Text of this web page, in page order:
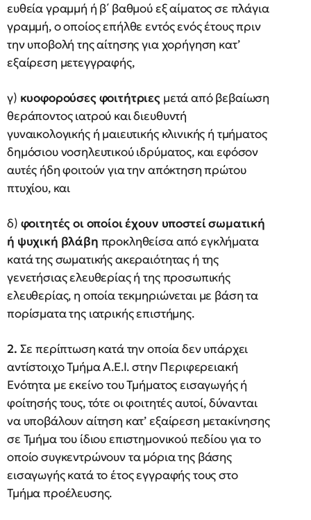
ευθεία γραμμή ή β΄ βαθμού εξ αίματος σε πλάγια
γραμμή, ο οποίος επήλθε εντός ενός έτους πριν
την υποβολή της αίτησης για χορήγηση κατ’
εξαίρεση μετεγγραφής,
γ) κυοφορούσες φοιτήτριες μετά από βεβαίωση
θεράποντος ιατρού και διευθυντή
γυναικολογικής ή μαιευτικής κλινικής ή τμήματος
δημόσιου νοσηλευτικού ιδρύματος, και εφόσον
αυτές ήδη φοιτούν για την απόκτηση πρώτου
πτυχίου, και
δ) φοιτητές οι οποίοι έχουν υποστεί σωματική
ή ψυχική βλάβη προκληθείσα από εγκλήματα
κατά της σωματικής ακεραιότητας ή της
γενετήσιας ελευθερίας ή της προσωπικής
ελευθερίας, η οποία τεκμηριώνεται με βάση τα
πορίσματα της ιατρικής επιστήμης.
2. Σε περίπτωση κατά την οποία δεν υπάρχει
αντίστοιχο Τμήμα Α.Ε.Ι. στην Περιφερειακή
Ενότητα με εκείνο του Τμήματος εισαγωγής ή
φοίτησής τους, τότε οι φοιτητές αυτοί, δύνανται
να υποβάλουν αίτηση κατ’ εξαίρεση μετακίνησης
σε Τμήμα του ίδιου επιστημονικού πεδίου για το
οποίο συγκεντρώνουν τα μόρια της βάσης
εισαγωγής κατά το έτος εγγραφής τους στο
Τμήμα προέλευσης.